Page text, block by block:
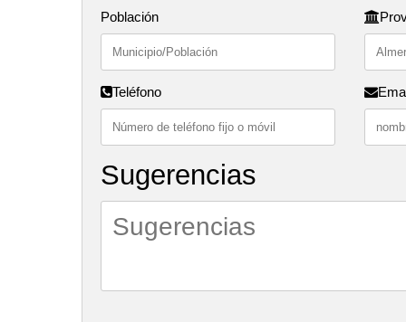
Población
Teléfono
Sugerencias